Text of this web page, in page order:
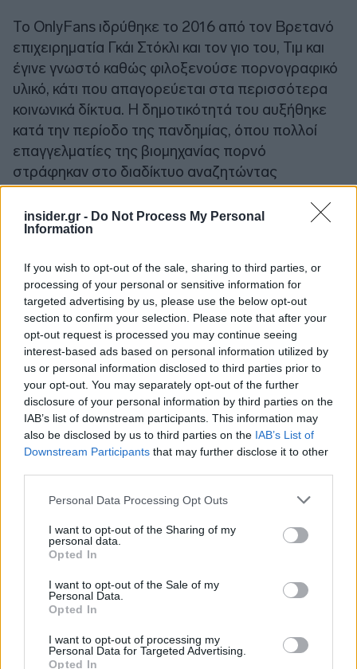
insider.gr - Do Not Process My Personal
Information
If you wish to opt-out of the sale, sharing to third parties, or
processing of your personal or sensitive information for
targeted advertising by us, please use the below opt-out
section to confirm your selection. Please note that after your
opt-out request is processed you may continue seeing
interest-based ads based on personal information utilized by
us or personal information disclosed to third parties prior to
your opt-out. You may separately opt-out of the further
disclosure of your personal information by third parties on the
IAB’s list of downstream participants. This information may
also be disclosed by us to third parties on the IAB’s List of
Downstream Participants that may further disclose it to other
Please note that this website/app uses one or more Google
not limited to your visit or usage behaviour. You may click to
grant or deny consent to Google and its third-party tags to
use your data for below specified purposes in below Google
consent section.
Personal Data Processing Opt Outs
I want to opt-out of the Sharing of my
personal data.
Opted In
I want to opt-out of the Sale of my
Personal Data.
Opted In
I want to opt-out of processing my
Personal Data for Targeted Advertising.
Opted In
Το OnlyFans ιδρύθηκε το 2016 από τον Βρετανό
επιχειρηματία Γκάι Στόκλι και τον γιο του, Τιμ και
έγινε γνωστό καθώς φιλοξενούσε πορνογραφικό
υλικό, κάτι που απαγορεύεται στα περισσότερα
κοινωνικά δίκτυα. Η δημοτικότητά του αυξήθηκε
κατά την περίοδο της πανδημίας, όπου πολλοί
επαγγελματίες της βιομηχανίας πορνό
στράφηκαν στο διαδίκτυο αναζητώντας
εναλλακτικές πηγές εισοδήματος.
Πρόσφατα, ο Ραντβίνσκι
OnlyFansσε συμφωνία που αποτιμούσε την
πλατφόρμα σε περίπου 5,5 δισ. δολάρια.
Ακολουθήστε τοinsider.gr στο Google Newsκαι μάθετε
πρώτοι όλες τιςειδήσειςαπό την Ελλάδα και τον κόσμο.